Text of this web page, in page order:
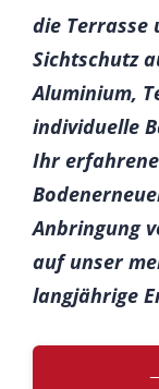
die Terrasse
Sichtschutz
Aluminium,
individuelle
Ihr
Anbringung
auf unser
langjährige